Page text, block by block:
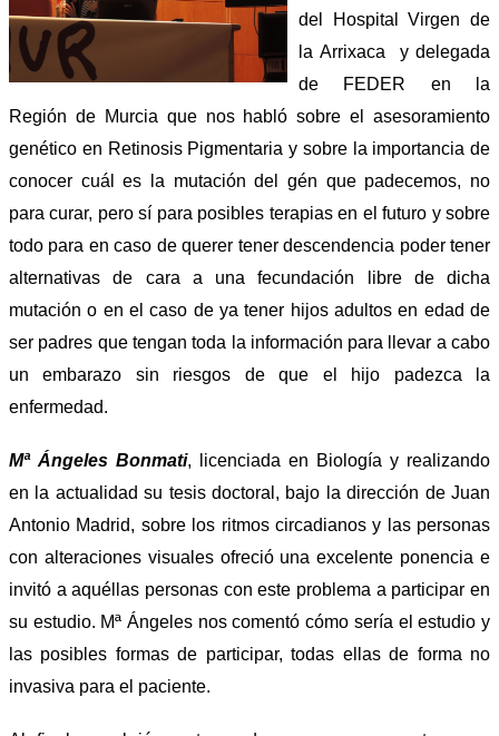
del Hospital Virgen de
la Arrixaca y delegada
de FEDER en la
Región de Murcia que nos habló sobre el asesoramiento
genético en Retinosis Pigmentaria y sobre la importancia de
conocer cuál es la mutación del gén que padecemos, no
para curar, pero sí para posibles terapias en el futuro y sobre
todo para en caso de querer tener descendencia poder tener
alternativas de cara a una fecundación libre de dicha
mutación o en el caso de ya tener hijos adultos en edad de
ser padres que tengan toda la información para llevar a cabo
un embarazo sin riesgos de que el hijo padezca la
enfermedad.
Mª Ángeles Bonmati, licenciada en Biología y realizando
en la actualidad su tesis doctoral, bajo la dirección de Juan
Antonio Madrid, sobre los ritmos circadianos y las personas
con alteraciones visuales ofreció una excelente ponencia e
invitó a aquéllas personas con este problema a participar en
su estudio. Mª Ángeles nos comentó cómo sería el estudio y
las posibles formas de participar, todas ellas de forma no
invasiva para el paciente.